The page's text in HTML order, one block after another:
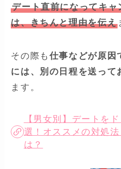
デート直前になってキ
は、きちんと理由を伝え
その際も 仕事などが原因
には、別の日程を送って
ます。
【男女別】デートを
選！オススメの対処
は？